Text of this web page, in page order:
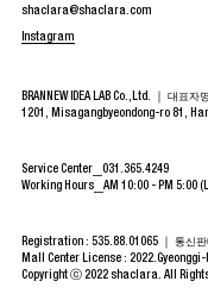
shaclara@shaclara.com
Instagram
BRANNEW IDEA LAB Co.,Ltd. ｜ 대표자
1201, Misagangbyeondong-ro 81,
Service Center
031.365.4249
Working Hours
AM 10:00 - PM 5:00
Registration : 535.88.01065 ｜ 통신판
Mall Center License :
Copyright ⓒ 2022 shaclara. All Rights